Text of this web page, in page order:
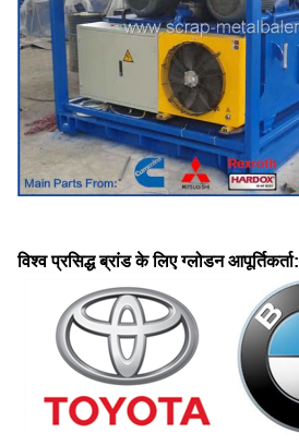
विश्व प्रसिद्ध ब्रांड के लिए ग्लोडन आपूर्तिकर्ता: